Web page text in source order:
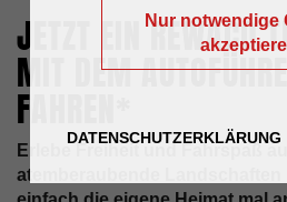
Nur notwendige
DATENSCHUTZERKLÄRUNG
JETZT EIN REWACO
MIT DEM
FAHREN*
Erlebe Freiheit und Fahrspaß
atemberaubende Landschaften